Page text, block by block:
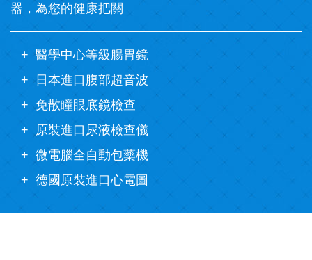
器，為您的健康把關
醫學中心等級腸胃鏡
日本進口腹部超音波
免散瞳眼底鏡檢查
原裝進口尿液檢查儀
微電腦全自動包藥機
德國原裝進口心電圖